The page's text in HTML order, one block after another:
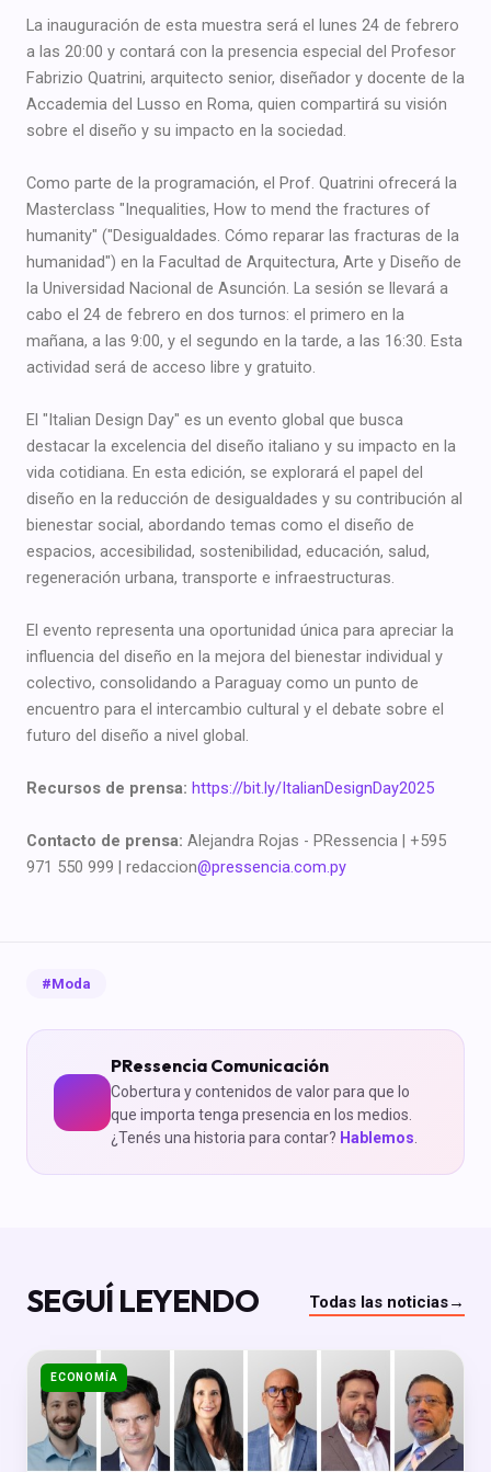
La inauguración de esta muestra será el lunes 24 de febrero
a las 20:00 y contará con la presencia especial del Profesor
Fabrizio Quatrini, arquitecto senior, diseñador y docente de la
Accademia del Lusso en Roma, quien compartirá su visión
sobre el diseño y su impacto en la sociedad.
Como parte de la programación, el Prof. Quatrini ofrecerá la
Masterclass "Inequalities, How to mend the fractures of
humanity" ("Desigualdades. Cómo reparar las fracturas de la
humanidad") en la Facultad de Arquitectura, Arte y Diseño de
la Universidad Nacional de Asunción. La sesión se llevará a
cabo el 24 de febrero en dos turnos: el primero en la
mañana, a las 9:00, y el segundo en la tarde, a las 16:30. Esta
actividad será de acceso libre y gratuito.
El "Italian Design Day" es un evento global que busca
destacar la excelencia del diseño italiano y su impacto en la
vida cotidiana. En esta edición, se explorará el papel del
diseño en la reducción de desigualdades y su contribución al
bienestar social, abordando temas como el diseño de
espacios, accesibilidad, sostenibilidad, educación, salud,
regeneración urbana, transporte e infraestructuras.
El evento representa una oportunidad única para apreciar la
influencia del diseño en la mejora del bienestar individual y
colectivo, consolidando a Paraguay como un punto de
encuentro para el intercambio cultural y el debate sobre el
futuro del diseño a nivel global.
Recursos de prensa: https://bit.ly/ItalianDesignDay2025
Contacto de prensa: Alejandra Rojas - PRessencia | +595
971 550 999 | redaccion@pressencia.com.py
#Moda
PRessencia Comunicación
Cobertura y contenidos de valor para que lo
que importa tenga presencia en los medios.
¿Tenés una historia para contar? Hablemos
SEGUÍ LEYENDO Todas las noticias→
ECONOMÍA